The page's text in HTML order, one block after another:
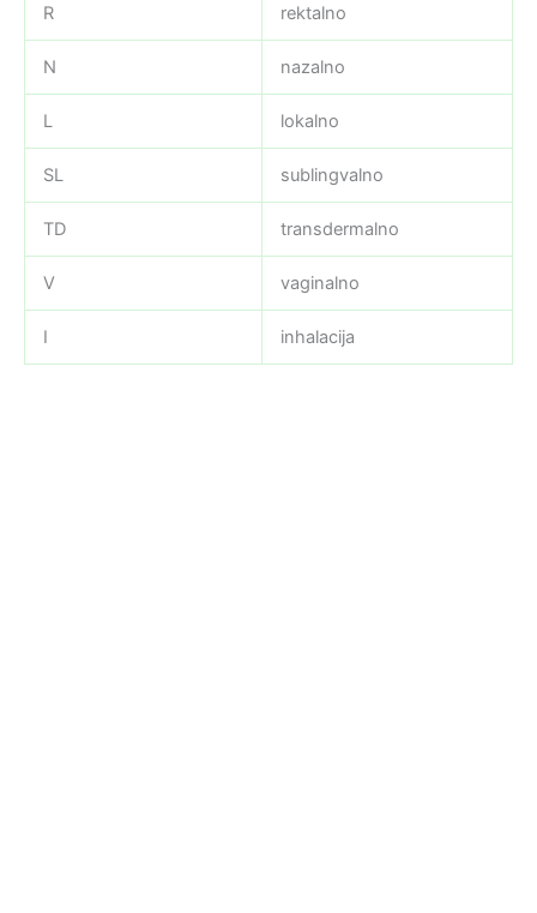
R rektalno
N nazalno
L lokalno
SL sublingvalno
TD transdermalno
V vaginalno
I inhalacija